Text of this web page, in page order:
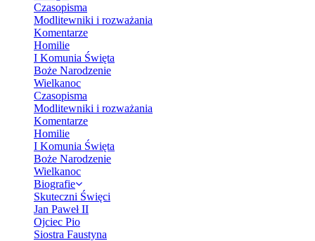
Czasopisma
Modlitewniki i rozważania
Komentarze
Homilie
I Komunia Święta
Boże Narodzenie
Wielkanoc
Czasopisma
Modlitewniki i rozważania
Komentarze
Homilie
I Komunia Święta
Boże Narodzenie
Wielkanoc
Biografie
Skuteczni Święci
Jan Paweł II
Ojciec Pio
Siostra Faustyna